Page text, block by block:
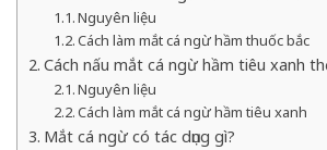
Nguyên liệu
Cách làm mắt cá ngừ hầm thuốc bắc
Cách nấu mắt cá ngừ hầm tiêu xanh
Nguyên liệu
Cách làm mắt cá ngừ hầm tiêu xanh
Mắt cá ngừ có tác dụng gì?